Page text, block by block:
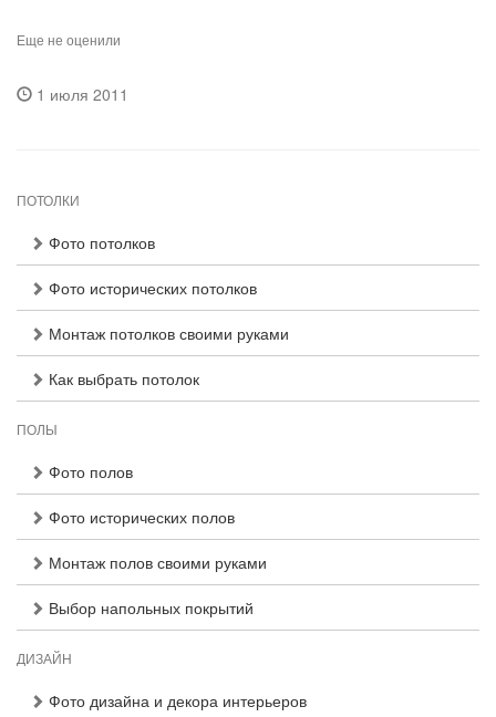
Еще не оценили
1 июля 2011
ПОТОЛКИ
Фото потолков
Фото исторических потолков
Монтаж потолков своими руками
Как выбрать потолок
ПОЛЫ
Фото полов
Фото исторических полов
Монтаж полов своими руками
Выбор напольных покрытий
ДИЗАЙН
Фото дизайна и декора интерьеров